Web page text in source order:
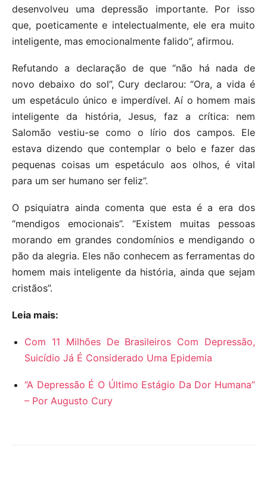
desenvolveu uma depressão importante. Por isso
que, poeticamente e intelectualmente, ele era muito
inteligente, mas emocionalmente falido”, afirmou.
Refutando a declaração de que “não há nada de
novo debaixo do sol”, Cury declarou: “Ora, a vida é
um espetáculo único e imperdível. Aí o homem mais
inteligente da história, Jesus, faz a crítica: nem
Salomão vestiu-se como o lírio dos campos. Ele
estava dizendo que contemplar o belo e fazer das
pequenas coisas um espetáculo aos olhos, é vital
para um ser humano ser feliz”.
O psiquiatra ainda comenta que esta é a era dos
“mendigos emocionais”. “Existem muitas pessoas
morando em grandes condomínios e mendigando o
pão da alegria. Eles não conhecem as ferramentas do
homem mais inteligente da história, ainda que sejam
cristãos”.
Leia mais:
Com 11 Milhões De Brasileiros Com Depressão,
Suicídio Já É Considerado Uma Epidemia
“A Depressão É O Último Estágio Da Dor Humana”
– Por Augusto Cury